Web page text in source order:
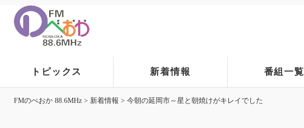
トピックス 新着情報 番組一覧
FMのべおか 88.6MHz> 新着情報 > 今朝の延岡市～星と朝焼けがキレイでした